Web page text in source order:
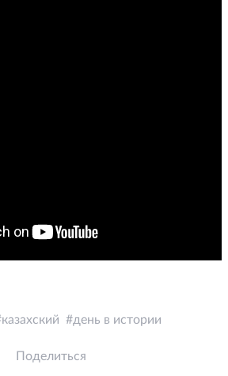
казахский день в истории
Поделиться